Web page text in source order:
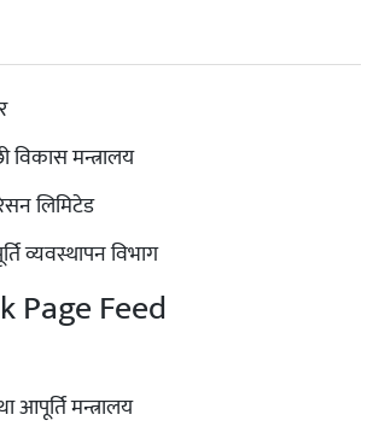
Page Feed